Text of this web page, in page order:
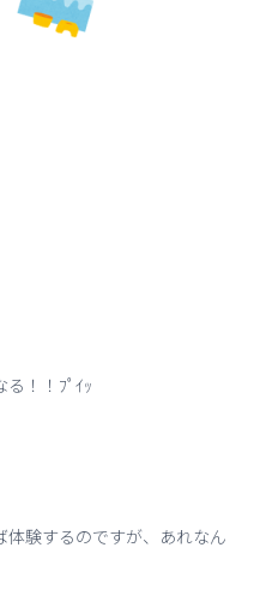
！！ﾌﾟｲｯ
験するのですが、あれなん